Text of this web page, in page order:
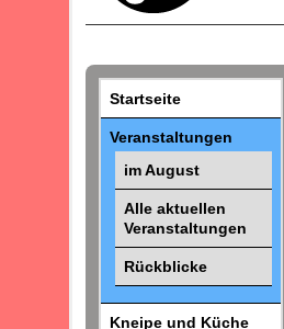
Startseite
Veranstaltungen
im August
Alle aktuellen
Veranstaltungen
Rückblicke
Kneipe und Küche